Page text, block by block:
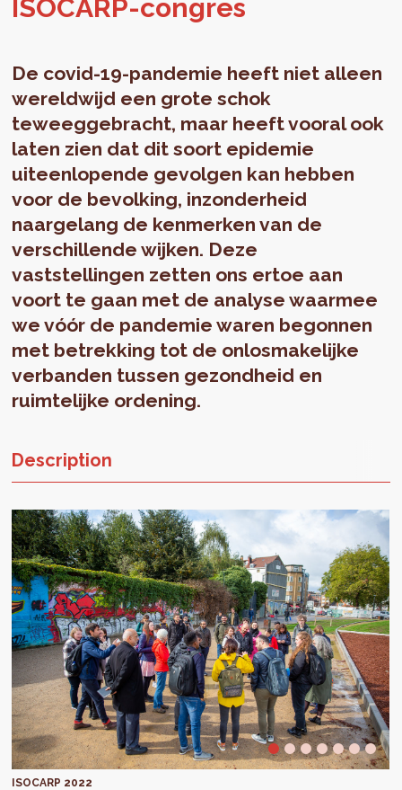
ISO­CARP-con­gres
De covid-19-pandemie heeft niet alleen
wereldwijd een grote schok
teweeggebracht, maar heeft vooral ook
laten zien dat dit soort epidemie
uiteenlopende gevolgen kan hebben
voor de bevolking, inzonderheid
naargelang de kenmerken van de
verschillende wijken. Deze
vaststellingen zetten ons ertoe aan
voort te gaan met de analyse waarmee
we vóór de pandemie waren begonnen
met betrekking tot de onlosmakelijke
verbanden tussen gezondheid en
ruimtelijke ordening.
Description
ISOCARP 2022